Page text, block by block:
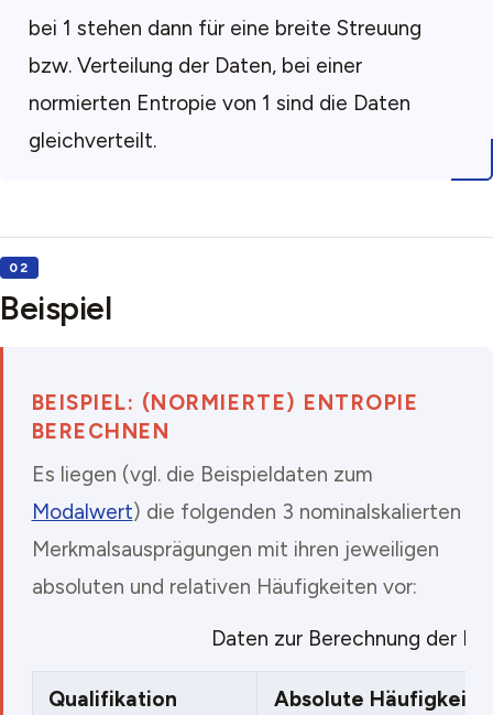
bei 1 stehen dann für eine breite Streuung
bzw. Verteilung der Daten, bei einer
normierten Entropie von 1 sind die Daten
gleichverteilt.
Beispiel
BEISPIEL: (NORMIERTE) ENTROPIE
BERECHNEN
Es liegen (vgl. die Beispieldaten zum
Modalwert) die folgenden 3 nominalskalierten
Merkmalsausprägungen mit ihren jeweiligen
absoluten und relativen Häufigkeiten vor:
Daten zur Berechnung der
Qualifikation Absolute Häufigkeit